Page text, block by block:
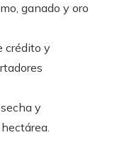
ganado y oro
crédito y
y